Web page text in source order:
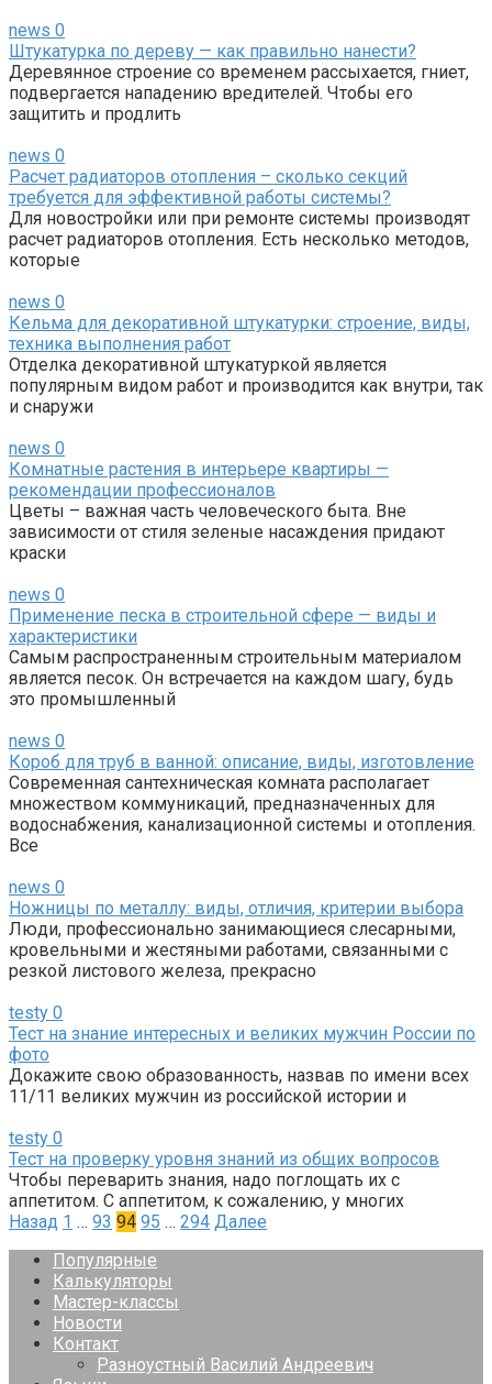
news 0
Штукатурка по дереву — как правильно нанести?
Деревянное строение со временем рассыхается, гниет,
подвергается нападению вредителей. Чтобы его
защитить и продлить
news 0
Расчет радиаторов отопления – сколько секций
требуется для эффективной работы системы?
Для новостройки или при ремонте системы производят
расчет радиаторов отопления. Есть несколько методов,
которые
news 0
Кельма для декоративной штукатурки: строение, виды,
техника выполнения работ
Отделка декоративной штукатуркой является
популярным видом работ и производится как внутри, так
и снаружи
news 0
Комнатные растения в интерьере квартиры —
рекомендации профессионалов
Цветы – важная часть человеческого быта. Вне
зависимости от стиля зеленые насаждения придают
краски
news 0
Применение песка в строительной сфере — виды и
характеристики
Самым распространенным строительным материалом
является песок. Он встречается на каждом шагу, будь
это промышленный
news 0
Короб для труб в ванной: описание, виды, изготовление
Современная сантехническая комната располагает
множеством коммуникаций, предназначенных для
водоснабжения, канализационной системы и отопления.
Все
news 0
Ножницы по металлу: виды, отличия, критерии выбора
Люди, профессионально занимающиеся слесарными,
кровельными и жестяными работами, связанными с
резкой листового железа, прекрасно
testy 0
Тест на знание интересных и великих мужчин России по
фото
Докажите свою образованность, назвав по имени всех
11/11 великих мужчин из российской истории и
testy 0
Тест на проверку уровня знаний из общих вопросов
Чтобы переварить знания, надо поглощать их с
аппетитом. С аппетитом, к сожалению, у многих
Пагинация
Назад 1 … 93 94 95 … 294 Далее
Популярные
Калькуляторы
Мастер-классы
Новости
Контакт
Разноустный Василий Андреевич